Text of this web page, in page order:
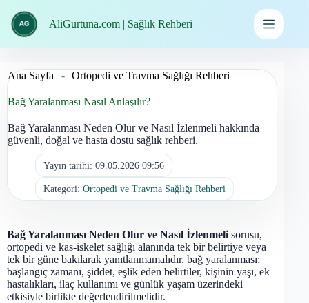
geç
AliGurtuna.com | Sağlık Rehberi
Ana Sayfa - Ortopedi ve Travma Sağlığı Rehberi
Bağ Yaralanması Nasıl Anlaşılır?
Bağ Yaralanması Neden Olur ve Nasıl İzlenmeli hakkında
güvenli, doğal ve hasta dostu sağlık rehberi.
Yayın tarihi: 09.05.2026 09:56
Kategori: Ortopedi ve Travma Sağlığı Rehberi
Bağ Yaralanması Neden Olur ve Nasıl İzlenmeli sorusu,
ortopedi ve kas-iskelet sağlığı alanında tek bir belirtiye veya
tek bir güne bakılarak yanıtlanmamalıdır. bağ yaralanması;
başlangıç zamanı, şiddet, eşlik eden belirtiler, kişinin yaşı, ek
hastalıkları, ilaç kullanımı ve günlük yaşam üzerindeki
etkisiyle birlikte değerlendirilmelidir.